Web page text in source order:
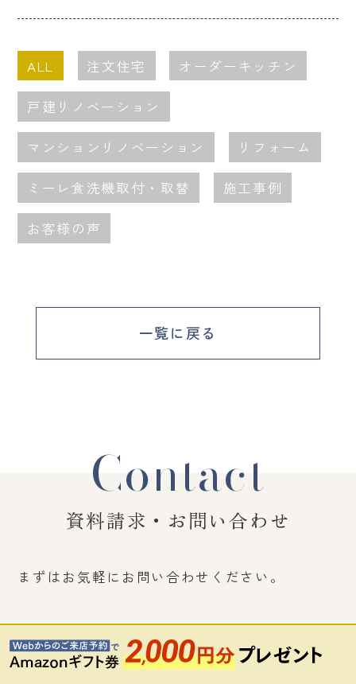
ALL 注文住宅 オーダーキッチン
戸建リノベーション
マンションリノベーション リフォーム
ミーレ食洗機取付・取替 施工事例
お客様の声
一覧に戻る
Contact
資料請求・お問い合わせ
まずはお気軽にお問い合わせください。
資料請求